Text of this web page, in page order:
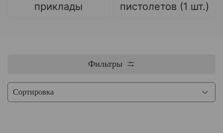
приклады
пистолетов (1 шт.)
Фильтры